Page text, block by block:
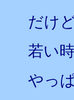
だけど
若い
やっ